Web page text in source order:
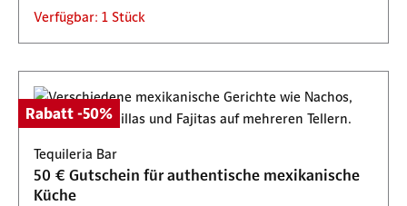
Verfügbar: 1 Stück
Rabatt -50%
Tequileria Bar
50 € Gutschein für authentische mexikanische
Küche